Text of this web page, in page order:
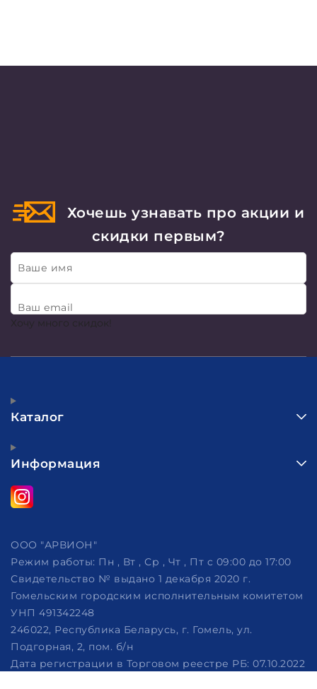
Хочешь узнавать про акции и
скидки первым?
Ваше имя
Ваш email
Хочу много скидок!
Каталог
Информация
ООО "АРВИОН"
Режим работы: Пн , Вт , Ср , Чт , Пт c 09:00 до 17:00
Свидетельство № выдано 1 декабря 2020 г.
Гомельским городским исполнительным комитетом
УНП 491342248
246022, Республика Беларусь, г. Гомель, ул.
Подгорная, 2, пом. б/н
Дата регистрации в Торговом реестре РБ: 07.10.2022